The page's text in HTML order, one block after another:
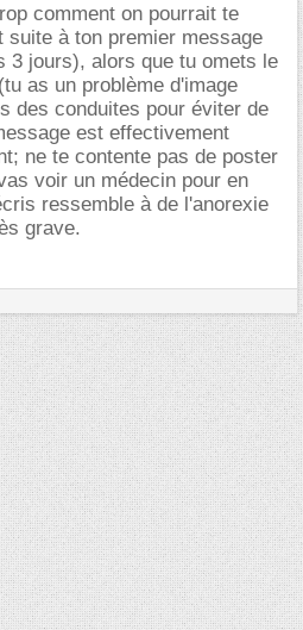
comment on pourrait te
suite à ton premier message
3 jours), alors que tu omets le
as un problème d'image
des conduites pour éviter de
est effectivement
ne te contente pas de poster
voir un médecin pour en
ressemble à de l'anorexie
grave.